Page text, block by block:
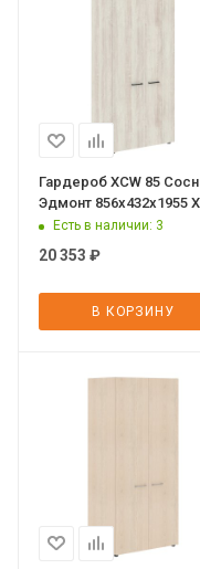
Гардероб XCW 85
Эдмонт 856х432х1955
Есть в наличии: 3
20 353 ₽
В КОРЗИНУ